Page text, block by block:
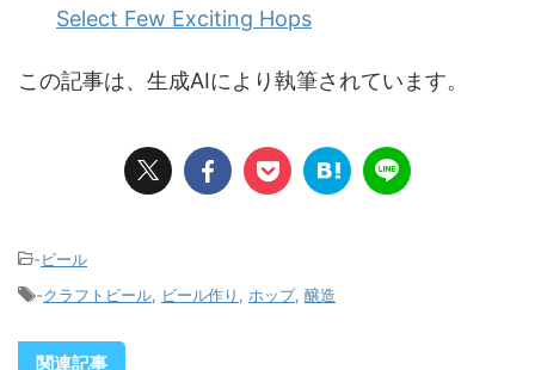
Select Few Exciting Hops
この記事は、生成AIにより執筆されています。
-ビール
-クラフトビール ビール作り ホップ, 醸造
関連記事